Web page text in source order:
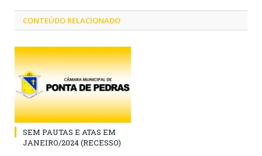
CONTEÚDO RELACIONADO
SEM PAUTAS E ATAS EM
JANEIRO/2024 (RECESSO)